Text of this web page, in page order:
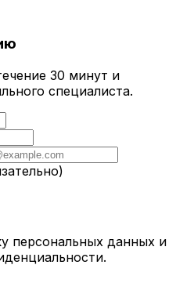
30 минут и
специалиста.
персональных данных и
.